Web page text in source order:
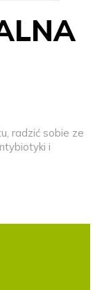
radzić sobie ze
i